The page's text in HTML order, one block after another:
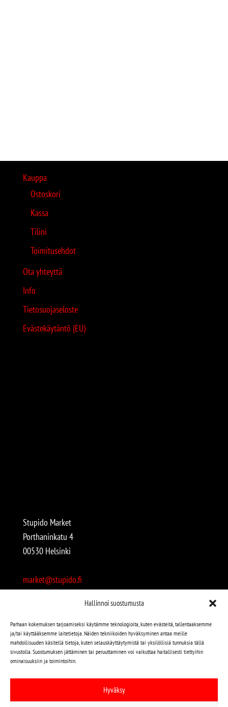
Hallinnoi suostumusta
Parhaan kokemuksen tarjoamiseksi käytämme teknologioita, kuten evästeitä, tallentaaksemme
ja/tai käyttääksemme laitetietoja. Näiden tekniikoiden hyväksyminen antaa meille
mahdollisuuden käsitellä tietoja, kuten selauskäyttäytymistä tai yksilöllisiä tunnuksia tällä
sivustolla. Suostumuksen jättäminen tai peruuttaminen voi vaikuttaa haitallisesti tiettyihin
ominaisuuksiin ja toimintoihin.
Hyväksy
Kauppa
Ostoskori
Kassa
Tilini
Toimitusehdot
Ota yhteyttä
Info
Tietosuojaseloste
Evästekäytäntö (EU)
Stupido Market
Porthaninkatu 4
00530 Helsinki
market@stupido.fi
Avoinna:
arkisin 12-18
lauantaisin 12-17
Stupido löytyy myös kivijalasta!
Stupido Marketista löydät niin uudet kuin käytetytkin